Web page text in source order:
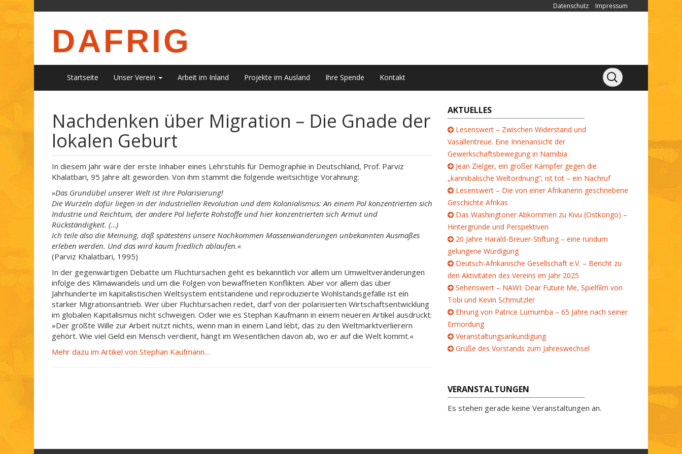
Datenschutz Impressum
DAFRIG
Startseite Unser Verein Arbeit im Inland Projekte im Ausland Ihre Spende Kontakt
Nachdenken über Migration – Die Gnade der
lokalen Geburt
In diesem Jahr wäre der erste Inhaber eines Lehrstuhls für Demographie in Deutschland, Prof. Parviz
Khalatbari, 95 Jahre alt geworden. Von ihm stammt die folgende weitsichtige Vorahnung:
»Das Grundübel unserer Welt ist ihre Polarisierung!
Die Wurzeln dafür liegen in der Industriellen Revolution und dem Kolonialismus: An einem Pol konzentrierten sich
Industrie und Reichtum, der andere Pol lieferte Rohstoffe und hier konzentrierten sich Armut und
Rückständigkeit. (…)
Ich teile also die Meinung, daß spätestens unsere Nachkommen Massenwanderungen unbekannten Ausmaßes
erleben werden. Und das wird kaum friedlich ablaufen.«
(Parviz Khalatbari, 1995)
In der gegenwärtigen Debatte um Fluchtursachen geht es bekanntlich vor allem um Umweltveränderungen
infolge des Klimawandels und um die Folgen von bewaffneten Konflikten. Aber vor allem das über
Jahrhunderte im kapitalistischen Weltsystem entstandene und reproduzierte Wohlstandsgefälle ist ein
starker Migrationsantrieb. Wer über Fluchtursachen redet, darf von der polarisierten Wirtschaftsentwicklung
im globalen Kapitalismus nicht schweigen. Oder wie es Stephan Kaufmann in einem neueren Artikel ausdrückt:
»Der größte Wille zur Arbeit nützt nichts, wenn man in einem Land lebt, das zu den Weltmarktverlierern
gehört. Wie viel Geld ein Mensch verdient, hängt im Wesentlichen davon ab, wo er auf die Welt kommt.«
Mehr dazu im Artikel von Stephan Kaufmann…
AKTUELLES
Lesenswert – Zwischen Widerstand und
Vasallentreue. Eine Innenansicht der
Gewerkschaftsbewegung in Namibia
Jean Zielger, ein großer Kämpfer gegen die
„kannibalische Weltordnung“, ist tot – ein Nachruf
Lesenswert – Die von einer Afrikanerin geschriebene
Geschichte Afrikas
Das Washingtoner Abkommen zu Kivu (Ostkongo) –
Hintergründe und Perspektiven
20 Jahre Harald-Breuer-Stiftung – eine rundum
gelungene Würdigung
Deutsch-Afrikanische Gesellschaft e.V. – Bericht zu
den Aktivitäten des Vereins im Jahr 2025
Sehenswert – NAWI: Dear Future Me, Spielfilm von
Tobi und Kevin Schmutzler
Ehrung von Patrice Lumumba – 65 Jahre nach seiner
Ermordung
Veranstaltungsankündigung
Grüße des Vorstands zum Jahreswechsel
VERANSTALTUNGEN
Es stehen gerade keine Veranstaltungen an.